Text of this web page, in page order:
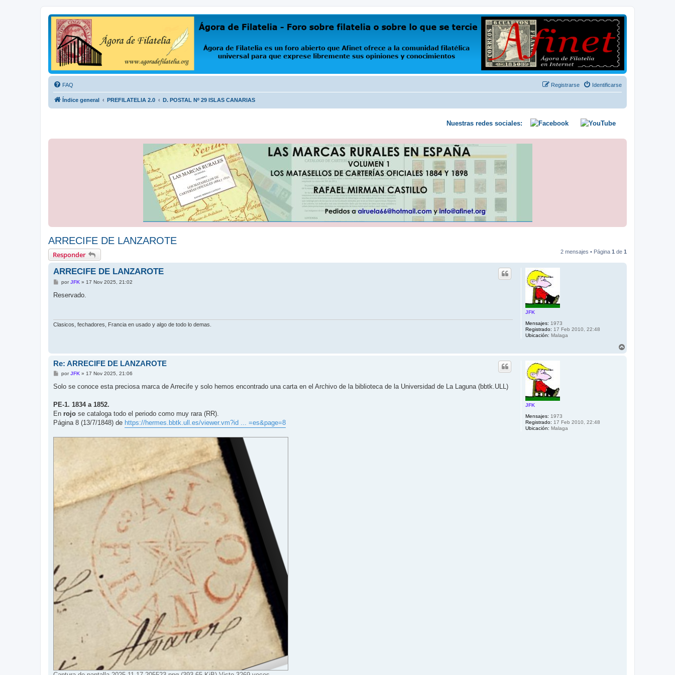
Ágora de Filatelia
Foro sobre filatelia o sobre lo que se tercie. Ágora de Filatelia es un foro abierto que Afinet ofrece a la comunidad filatélica universal para que exprese libremente sus opiniones y conocimientos
FAQ Identificarse
Registrarse
Índice general PREFILATELIA 2.0 D. POSTAL Nº 29 ISLAS CANARIAS
Nuestras redes sociales:
ARRECIFE DE LANZAROTE
Responder 2 mensajes • Página 1 de 1
JFK
Mensajes: 1973
Registrado: 17 Feb 2010, 22:48
Ubicación: Malaga
ARRECIFE DE LANZAROTE
M
n
porJFK» 17 Nov 2025, 21:02
Reservado.
Clasicos, fechadores, Francia en usado y algo de todo lo demas.
JFK
Mensajes: 1973
Registrado: 17 Feb 2010, 22:48
Ubicación: Malaga
Re: ARRECIFE DE LANZAROTE
M
n
j
porJFK» 17 Nov 2025, 21:06
Solo se conoce esta preciosa marca de Arrecife y solo hemos encontrado una carta en el Archivo de la biblioteca de la Universidad de La Laguna (bbtk.ULL)
PE-1. 1834 a 1852.
En rojo se cataloga todo el periodo como muy rara (RR).
Página 8 (13/7/1848) de https://hermes.bbtk.ull.es/viewer.vm?id ... =es&page=8